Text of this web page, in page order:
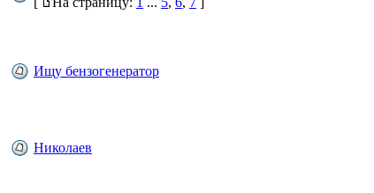
Ищу бензогенератор
Николаев